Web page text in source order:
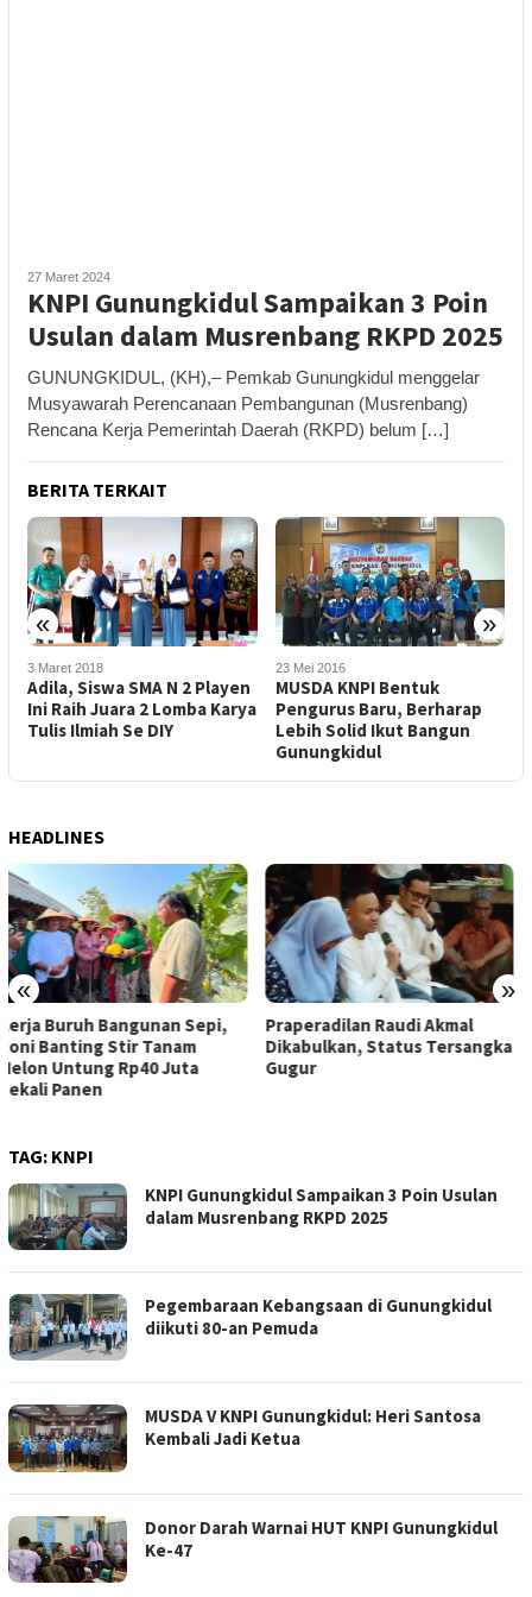
27 Maret 2024
KNPI Gunungkidul Sampaikan 3 Poin
Usulan dalam Musrenbang RKPD 2025
GUNUNGKIDUL, (KH),– Pemkab Gunungkidul menggelar
Musyawarah Perencanaan Pembangunan (Musrenbang)
Rencana Kerja Pemerintah Daerah (RKPD) belum […]
BERITA TERKAIT
« »
23 Mei 2016
MUSDA KNPI Bentuk
Pengurus Baru, Berharap
Lebih Solid Ikut Bangun
15 Mei 2014
Warga Antusias Ikuti
Pengobatan Gratis dari
KNPI
HEADLINES
« »
Praperadilan Raudi Akmal
Dikabulkan, Status Tersangka
Gugur
Dompet Dhuafa Salurkan 150
Ribu Liter Air Bersih ke
Pelosok Gunungkidul
TAG: KNPI
KNPI Gunungkidul Sampaikan 3 Poin Usulan
dalam Musrenbang RKPD 2025
Pegembaraan Kebangsaan di Gunungkidul
diikuti 80-an Pemuda
MUSDA V KNPI Gunungkidul: Heri Santosa
Kembali Jadi Ketua
Donor Darah Warnai HUT KNPI Gunungkidul
Ke-47